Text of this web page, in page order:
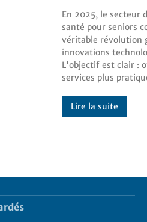
En 2025, le secteur
santé pour seniors
véritable révolution
innovations
L'objectif est clair :
services plus
davantage
maîtrisant
coûts.
blockchain… quelles
transforment la
Lire la suite